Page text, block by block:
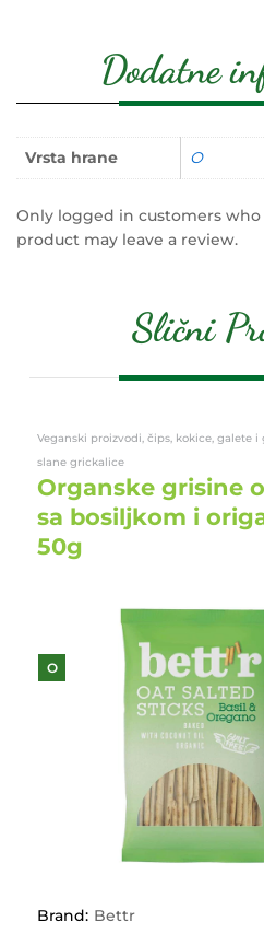
Dodatne
Vrsta hrane O
Only logged in customers
product may leave a review.
Slični
Veganski proizvodi, čips, kokice, galete i
slane grickalice
Organske grisine
sa bosiljkom i
50g
O
Brand: Bettr